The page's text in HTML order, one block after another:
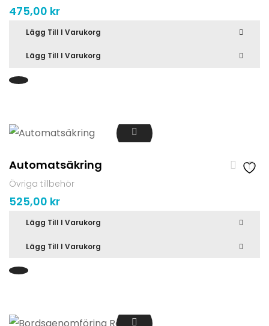
475,00 kr
Lägg Till I Varukorg
Lägg Till I Varukorg
Automatsäkring
Övriga tillbehör
525,00 kr
Lägg Till I Varukorg
Lägg Till I Varukorg